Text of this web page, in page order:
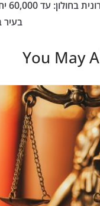
בעיר
You May